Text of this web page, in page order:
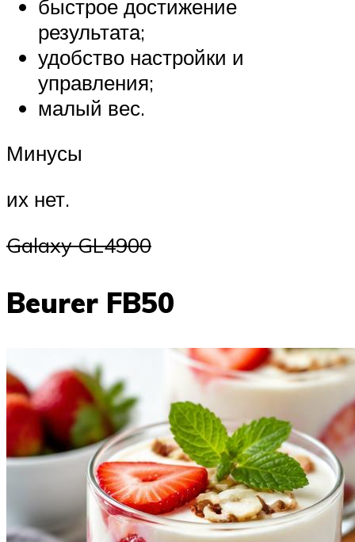
быстрое достижение
результата;
удобство настройки и
управления;
малый вес.
Минусы
их нет.
Galaxy GL4900
Beurer FB50